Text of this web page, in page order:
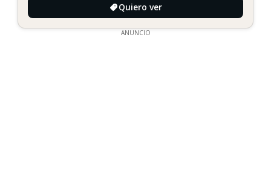
Quiero ver
ANUNCIO